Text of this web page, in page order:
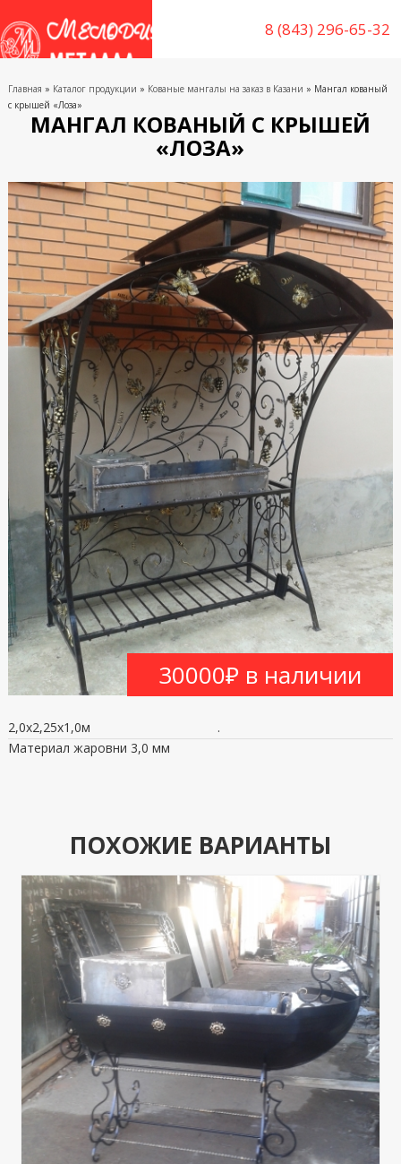
8 (843) 296-65-32
Главная » Каталог продукции » Кованые мангалы на заказ в Казани » Мангал кованый
с крышей «Лоза»
МАНГАЛ КОВАНЫЙ С КРЫШЕЙ
«ЛОЗА»
30000₽ в наличии
2,0х2,25х1,0м
.
Материал жаровни 3,0 мм
ПОХОЖИЕ ВАРИАНТЫ